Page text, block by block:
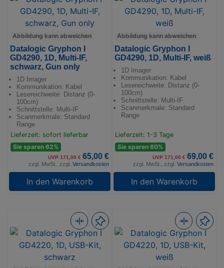
Abbildung kann abweichen
Datalogic Gryphon I
GD4290, 1D, Multi-IF,
schwarz, Gun only
1D Imager
Kommunikation: Kabel
Lesereichweite: Distanz (0-
100cm)
Schnittstelle: Multi-IF
Scanmerkmale: Standard
Range
Lieferzeit: sofort lieferbar
Sie sparen 62%
UVP 171,00 € 65,00 €
zzgl. MwSt., zzgl. Versandkosten
In den Warenkorb
Abbildung kann abweichen
Datalogic Gryphon I
GD4290, 1D, Multi-IF, weiß
1D Imager
Kommunikation: Kabel
Lesereichweite: Distanz (0-
100cm)
Schnittstelle: Multi-IF
Scanmerkmale: Standard
Range
Lieferzeit: 1-3 Tage
Sie sparen 60%
UVP 171,00 € 69,00 €
zzgl. MwSt., zzgl. Versandkosten
In den Warenkorb